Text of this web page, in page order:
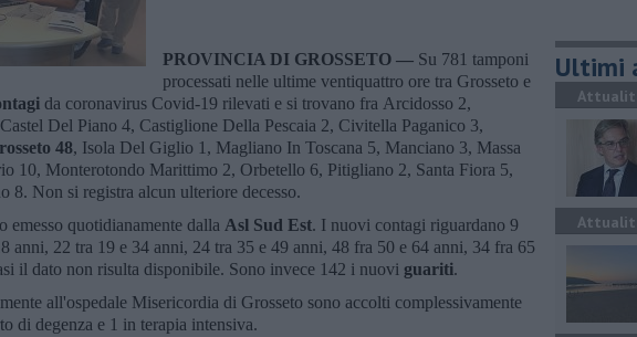
PROVINCIA DI GROSSETO — Su 781 tamponi
processati nelle ultime ventiquattro ore tra Grosseto e
da coronavirus Covid-19 rilevati e si trovano fra Arcidosso 2,
Del Piano 4, Castiglione Della Pescaia 2, Civitella Paganico 3,
48, Isola Del Giglio 1, Magliano In Toscana 5, Manciano 3, Massa
10, Monterotondo Marittimo 2, Orbetello 6, Pitigliano 2, Santa Fiora 5,
8. Non si registra alcun ulteriore decesso.
quotidianamente dalla Asl Sud Est. I nuovi contagi riguardano 9
anni, 22 tra 19 e 34 anni, 24 tra 35 e 49 anni, 48 fra 50 e 64 anni, 34 fra 65
il dato non risulta disponibile. Sono invece 142 i nuovi guariti.
all'ospedale Misericordia di Grosseto sono accolti complessivamente
di degenza e 1 in terapia intensiva.
Ultimi